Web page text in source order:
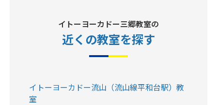
イトーヨーカドー三郷教室の
近くの教室を探す
イトーヨーカドー流山（流山線平和台駅）教
室